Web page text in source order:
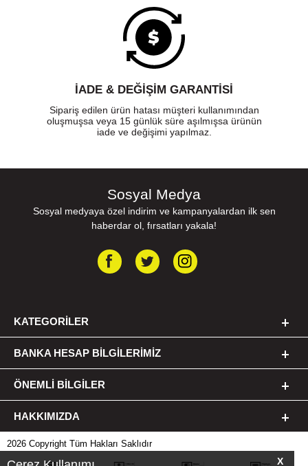
X
İADE & DEĞİŞİM GARANTİSİ
Sipariş edilen ürün hatası müşteri kullanımından
oluşmuşsa veya 15 günlük süre aşılmışsa ürünün
iade ve değişimi yapılmaz.
Sosyal Medya
Sosyal medyaya özel indirim ve kampanyalardan ilk sen
haberdar ol, fırsatları yakala!
KATEGORILER
BANKA HESAP BILGILERIMIZ
ÖNEMLI BILGILER
HAKKIMIZDA
2026 Copyright Tüm Hakları Saklıdır